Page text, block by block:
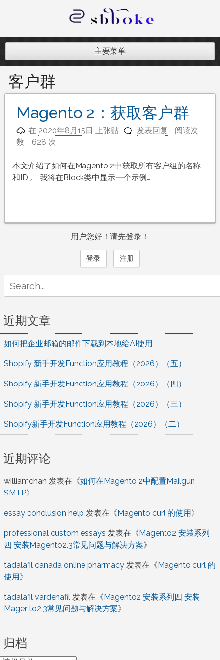
内
记录跨境电商独立站开发遇到的点点
主要菜单
客户群
Magento 2：获取客户群
在 2020年8月15日 上张贴 发表回复
阅读次
数：628 次
本文介绍了如何在Magento 2中获取所有客户组的名称
和ID 。 我将在Block类中显示一个示例…
用户您好！请先登录！
登录 注册
for:
近期文章
如何把企业邮箱的邮件下载到本地给AI使用
Shopify 新手开发Function应用教程（2026）（五）
Shopify 新手开发Function应用教程（2026）（四）
Shopify 新手开发Function应用教程（2026）（三）
Shopify新手开发Function应用教程（2026）（二）
近期评论
williamchan 发表在《如何在Magento 2中配置Mailgun
SMTP》
essay conclusion help 发表在《Magento curl 的使用》
professional custom essays 发表在《Magento2 安装系列
四 安装Magento2.3常见问题与解决方案》
tadalafil canada online pharmacy 发表在《Magento curl 的
使用》
tadalafil vardenafil 发表在《Magento2 安装系列四 安装
Magento2.3常见问题与解决方案》
归档